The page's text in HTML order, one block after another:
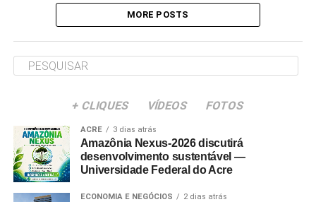
MORE POSTS
+ CLIQUES VÍDEOS FOTOS
ACRE 3 dias atrás
Amazônia Nexus-2026 discutirá
desenvolvimento sustentável —
Universidade Federal do Acre
ECONOMIA E NEGÓCIOS 2 dias atrás